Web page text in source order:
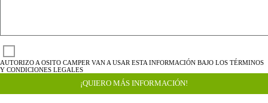
AUTORIZO A OSITO CAMPER VAN A USAR ESTA INFORMACIÓN BAJO LOS TÉRMINOS
Y CONDICIONES LEGALES
¡QUIERO MÁS INFORMACIÓN!